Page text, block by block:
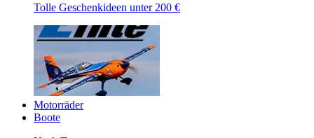
Tolle Geschenkideen unter 200 €
Motorräder
Boote